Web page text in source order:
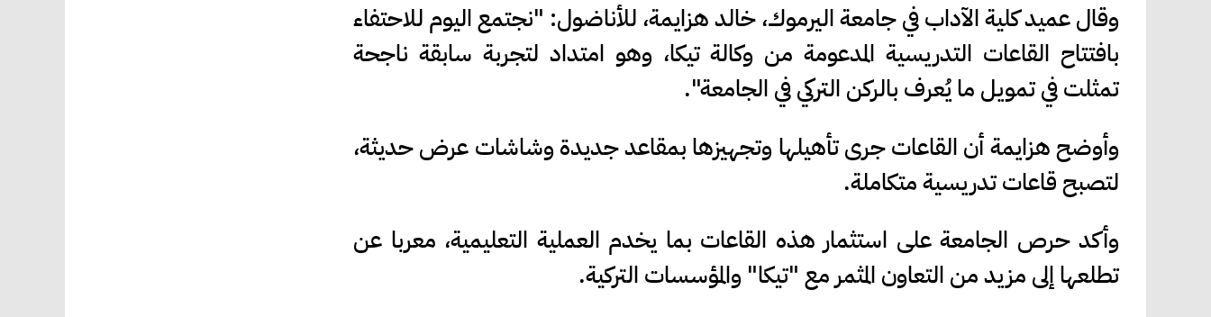
وقال عميد كلية الآداب في جامعة اليرموك، خالد هزايمة، للأناضول: "نجتمع اليوم للاحتفاء
بافتتاح القاعات التدريسية المدعومة من وكالة تيكا، وهو امتداد لتجربة سابقة ناجحة
تمثلت في تمويل ما يُعرف بالركن التركي في الجامعة".
وأوضح هزايمة أن القاعات جرى تأهيلها وتجهيزها بمقاعد جديدة وشاشات عرض حديثة،
لتصبح قاعات تدريسية متكاملة.
وأكد حرص الجامعة على استثمار هذه القاعات بما يخدم العملية التعليمية، معربا عن
تطلعها إلى مزيد من التعاون المثمر مع "تيكا" والمؤسسات التركية.